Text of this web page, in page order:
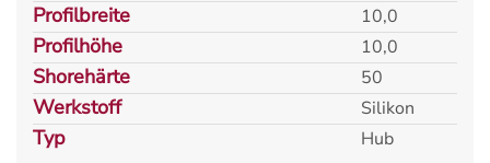
Profilbreite 10,0
Profilhöhe 10,0
Shorehärte 50
Werkstoff Silikon
Typ Hub